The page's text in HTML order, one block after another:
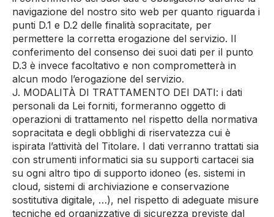
navigazione del nostro sito web per quanto riguarda i
punti D.1 e D.2 delle finalità sopracitate, per
permettere la corretta erogazione del servizio. Il
conferimento del consenso dei suoi dati per il punto
D.3 è invece facoltativo e non comprometterà in
alcun modo l’erogazione del servizio.
J. MODALITÀ DI TRATTAMENTO DEI DATI: i dati
personali da Lei forniti, formeranno oggetto di
operazioni di trattamento nel rispetto della normativa
sopracitata e degli obblighi di riservatezza cui è
ispirata l’attività del Titolare. I dati verranno trattati sia
con strumenti informatici sia su supporti cartacei sia
su ogni altro tipo di supporto idoneo (es. sistemi in
cloud, sistemi di archiviazione e conservazione
sostitutiva digitale, …), nel rispetto di adeguate misure
tecniche ed organizzative di sicurezza previste dal